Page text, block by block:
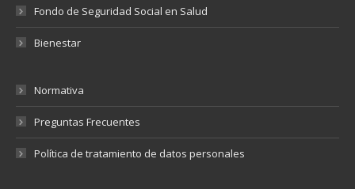
Fondo de Seguridad Social en Salud
Bienestar
Normativa
Preguntas Frecuentes
Política de tratamiento de datos personales